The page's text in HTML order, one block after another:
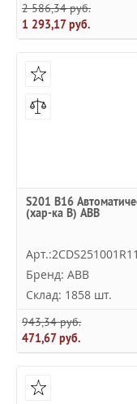
2 586,34 руб.
1 293,17 руб.
S201 B16
(хар-ка B) ABB
Бренд: ABB
Склад: 1858 шт.
943,34 руб.
471,67 руб.